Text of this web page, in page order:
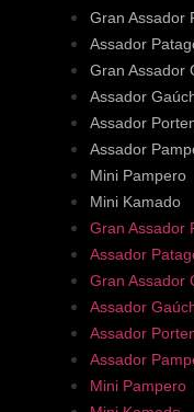
Gran Assador
Assador
Gran Assador
Assador
Assador
Assador
Mini Pampero
Mini Kamado
Gran Assador
Assador
Gran Assador
Assador
Assador
Assador
Mini Pampero